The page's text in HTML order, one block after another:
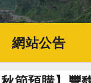
網站公告